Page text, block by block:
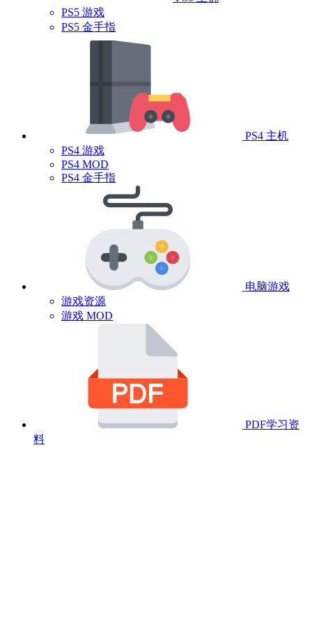
PS5 游戏
PS5 金手指
PS4 主机
PS4 游戏
PS4 MOD
PS4 金手指
电脑游戏
游戏资源
游戏 MOD
PDF学习资
料